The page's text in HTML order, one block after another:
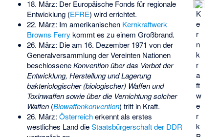
K
e
r
n
k
r
a
ft
w
e
r
k
18. März: Der Europäische Fonds für regionale
Entwicklung (EFRE) wird errichtet.
22. März: Im amerikanischen Kernkraftwerk
Browns Ferry kommt es zu einem Großbrand.
26. März: Die am 16. Dezember 1971 von der
Generalversammlung der Vereinten Nationen
beschlosseneKonvention über das Verbot der
Entwicklung, Herstellung und Lagerung
bakteriologischer (biologischer) Waffen und
Toxinwaffen sowie über die Vernichtung solcher
Waffen(Biowaffenkonvention) tritt in Kraft.
26. März: Österreicherkennt als erstes
westliches Land dieStaatsbürgerschaft der DDR